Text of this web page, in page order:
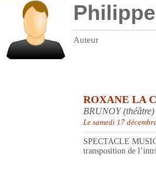
Auteur
ROXANE LA
BRUNOY (théâtre)
Le samedi 17
SPECTACLE
transposition de